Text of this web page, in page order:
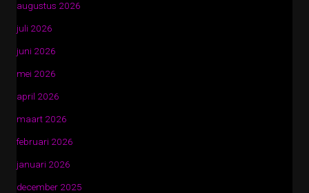
augustus 2026
juli 2026
juni 2026
mei 2026
april 2026
maart 2026
februari 2026
januari 2026
december 2025